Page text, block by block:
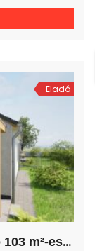
külön
Eladó
K
iskunlacházán, új építésű, nettó 103 m²-es családi ház!